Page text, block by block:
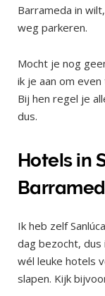
Barrameda in
weg parkeren.
Mocht je nog
ik je aan om
Bij hen regel je
dus.
Hotels in
Ik heb zelf
dag bezocht, dus
wél leuke hotels
slapen. Kijk